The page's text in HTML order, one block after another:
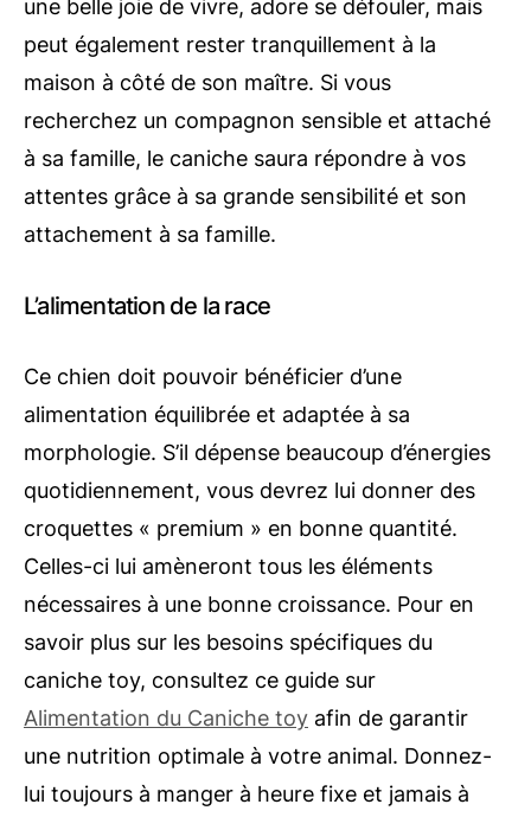
une belle joie de vivre, adore se défouler, mais
peut également rester tranquillement à la
maison à côté de son maître. Si vous
recherchez un compagnon sensible et attaché
à sa famille, le caniche saura répondre à vos
attentes grâce à sa grande sensibilité et son
attachement à sa famille.
L’alimentation de la race
Ce chien doit pouvoir bénéficier d’une
alimentation équilibrée et adaptée à sa
morphologie. S’il dépense beaucoup d’énergies
quotidiennement, vous devrez lui donner des
croquettes « premium » en bonne quantité.
Celles-ci lui amèneront tous les éléments
nécessaires à une bonne croissance. Pour en
savoir plus sur les besoins spécifiques du
caniche toy, consultez ce guide sur
Alimentation du Caniche toy afin de garantir
une nutrition optimale à votre animal. Donnez-
lui toujours à manger à heure fixe et jamais à